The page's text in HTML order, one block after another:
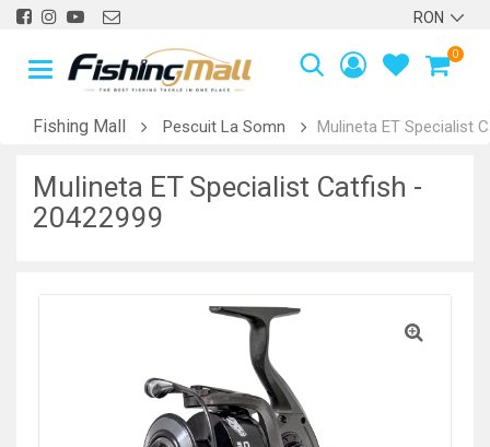
0
Fishing Mall Pescuit La Somn Mulineta ET Specialist
Mulineta ET Specialist Catfish -
20422999